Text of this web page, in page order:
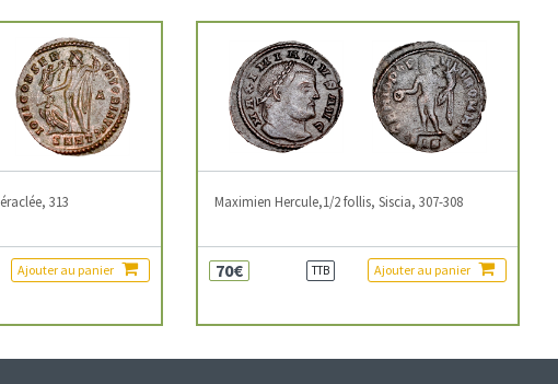
313
Ajouter au panier
Maximien Hercule,1/2 follis, Siscia, 307-308
70€ TTB Ajouter au panier